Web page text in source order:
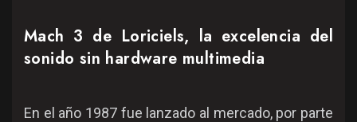
Mach 3 de Loriciels, la excelencia del
sonido sin hardware multimedia
En el año 1987 fue lanzado al mercado, por parte